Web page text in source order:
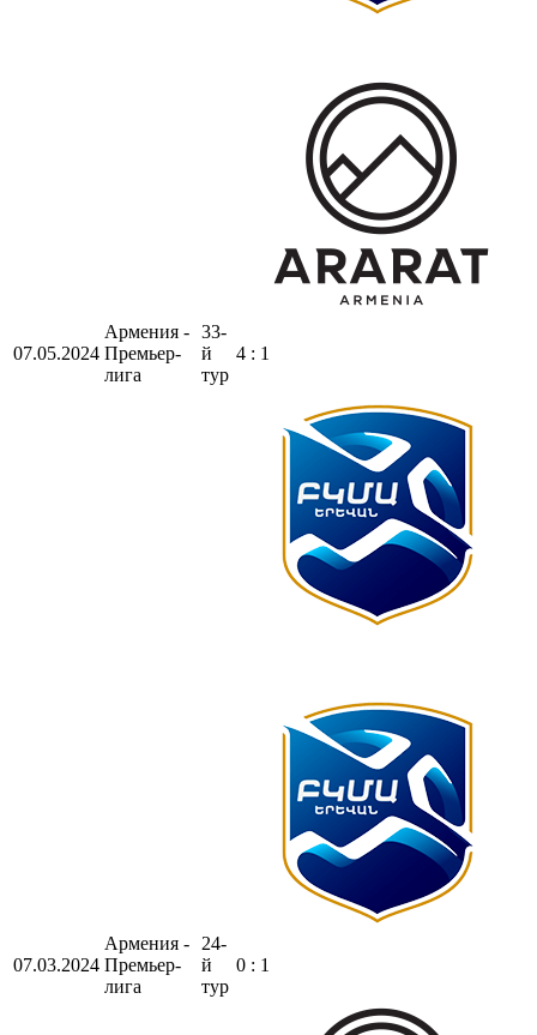
07.05.2024
Армения -
Премьер-
лига
33-
й
тур
4 : 1
07.03.2024
Армения -
Премьер-
лига
24-
й
тур
0 : 1